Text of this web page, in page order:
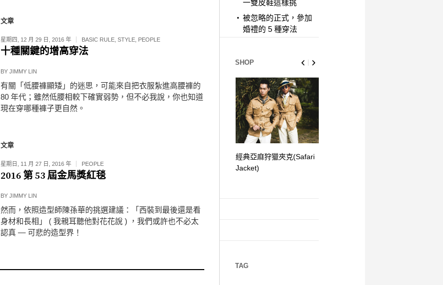
文章
星期四, 12 月 29 日, 2016 年 BASIC RULE, STYLE, PEOPLE
十種關鍵的增高穿法
BY JIMMY LIN
有關「低腰褲顯矮」的迷思，可能來自把衣服紮進高腰褲的
80 年代；雖然低腰相較下確實弱勢，但不必我說，你也知道
現在穿哪種褲子更自然。
文章
星期日, 11 月 27 日, 2016 年 PEOPLE
2016 第 53 屆金馬獎紅毯
BY JIMMY LIN
然而，依照造型師陳孫華的挑選建議：「西裝到最後還是看
身材和長相」 ( 我親耳聽他對花花說 ) ，我們或許也不必太
認真 — 可悲的造型界！
一雙皮鞋這樣挑
被忽略的正式，參加
婚禮的 5 種穿法
SHOP
經典亞麻狩獵夾克(Safari
Jacket)
TAG